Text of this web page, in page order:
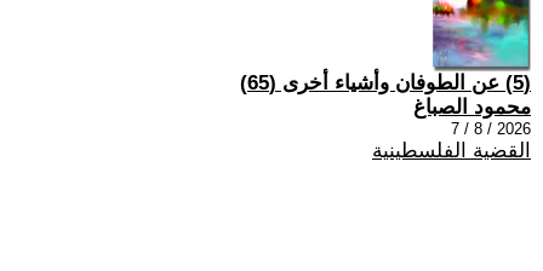
(5) عن الطوفان وأشياء أخرى (65)
محمود الصباغ
2026 / 8 / 7
القضية الفلسطينية